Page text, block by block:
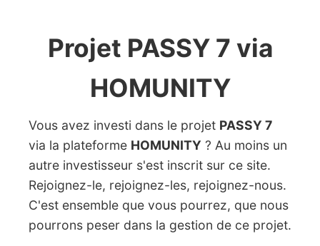
Projet PASSY 7 via
HOMUNITY
Vous avez investi dans le projet PASSY 7
via la plateforme HOMUNITY ? Au moins un
autre investisseur s'est inscrit sur ce site.
Rejoignez-le, rejoignez-les, rejoignez-nous.
C'est ensemble que vous pourrez, que nous
pourrons peser dans la gestion de ce projet.